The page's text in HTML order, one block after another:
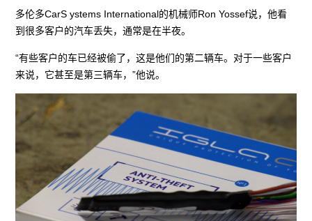
多伦多CarS ystems International的机械师Ron Yossef说，他看
到很多客户的汽车丢失，通常是在半夜。
“有些客户的车已经被偷了，这是他们的第二辆车。对于一些客户
来说，它甚至是第三辆车，”他说。